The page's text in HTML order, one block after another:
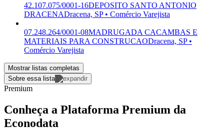
42.107.075/0001-16DEPOSITO SANTO ANTONIO
DRACENADracena, SP • Comércio Varejista
07.248.264/0001-08MADRUGADA CACAMBAS E
MATERIAIS PARA CONSTRUCAODracena, SP •
Comércio Varejista
Mostrar listas completas
Sobre essa lista
Premium
Conheça a Plataforma Premium da
Econodata